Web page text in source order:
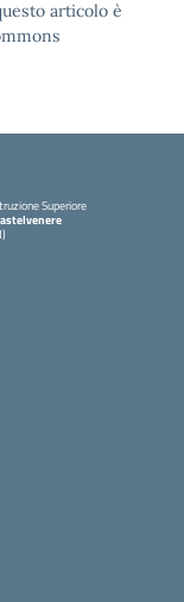
articolo è
Superiore